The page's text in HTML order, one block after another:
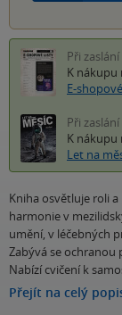
Při
K nákupu
E-
Při
K nákupu
Let na
Kniha osvětluje roli
harmonie v
umění, v léčebných
Zabývá se ochranou
Nabízí cvičení k
Přejít na celý